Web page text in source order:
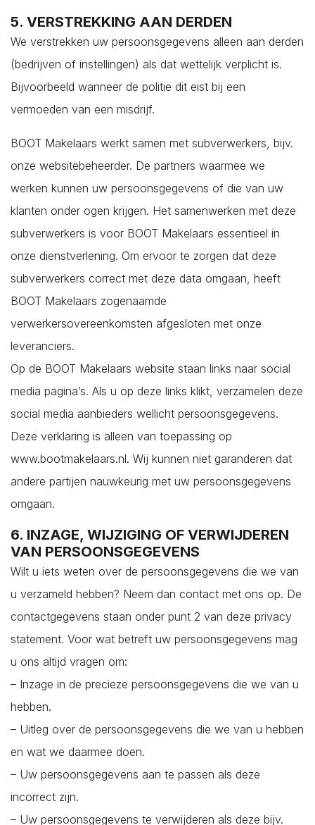
5. VERSTREKKING AAN DERDEN
We verstrekken uw persoonsgegevens alleen aan derden
(bedrijven of instellingen) als dat wettelijk verplicht is.
Bijvoorbeeld wanneer de politie dit eist bij een
vermoeden van een misdrijf.
BOOT Makelaars werkt samen met subverwerkers, bijv.
onze websitebeheerder. De partners waarmee we
werken kunnen uw persoonsgegevens of die van uw
klanten onder ogen krijgen. Het samenwerken met deze
subverwerkers is voor BOOT Makelaars essentieel in
onze dienstverlening. Om ervoor te zorgen dat deze
subverwerkers correct met deze data omgaan, heeft
BOOT Makelaars zogenaamde
verwerkersovereenkomsten afgesloten met onze
leveranciers.
Op de BOOT Makelaars website staan links naar social
media pagina’s. Als u op deze links klikt, verzamelen deze
social media aanbieders wellicht persoonsgegevens.
Deze verklaring is alleen van toepassing op
www.bootmakelaars.nl. Wij kunnen niet garanderen dat
andere partijen nauwkeurig met uw persoonsgegevens
omgaan.
6. INZAGE, WIJZIGING OF VERWIJDEREN
VAN PERSOONSGEGEVENS
Wilt u iets weten over de persoonsgegevens die we van
u verzameld hebben? Neem dan contact met ons op. De
contactgegevens staan onder punt 2 van deze privacy
statement. Voor wat betreft uw persoonsgegevens mag
u ons altijd vragen om:
– Inzage in de precieze persoonsgegevens die we van u
hebben.
– Uitleg over de persoonsgegevens die we van u hebben
en wat we daarmee doen.
– Uw persoonsgegevens aan te passen als deze
incorrect zijn.
– Uw persoonsgegevens te verwijderen als deze bijv.